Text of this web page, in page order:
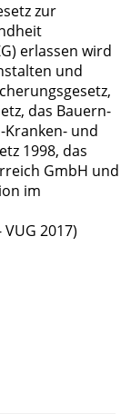
zur
erlassen wird
und
das Bauern-
Kranken- und
1998, das
GmbH und
im
2017)